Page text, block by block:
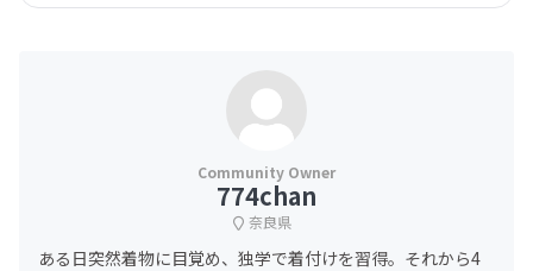
774chan
奈良県
ある日突然着物に目覚め、独学で着付けを習得。それから4